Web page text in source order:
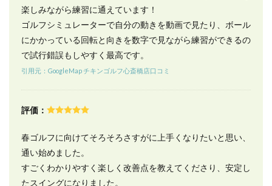
楽しみながら練習に通えています！
ゴルフシミュレーターで自分の動きを動画で見たり、ボール
にかかっている回転と向きを数字で見ながら練習ができるの
で試行錯誤もしやすく最高です。
引用元：GoogleMap チキンゴルフ心斎橋店口コミ
評価：
春ゴルフに向けてそろそろさすがに上手くなりたいと思い、
通い始めました。
すごくわかりやすく楽しく改善点を教えてくださり、安定し
たスイングになりました。